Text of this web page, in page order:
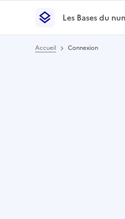
Les Bases du
Les Bases du
Accueil Connexion